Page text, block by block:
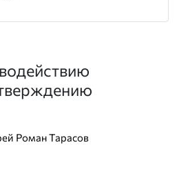
Роман Тарасов